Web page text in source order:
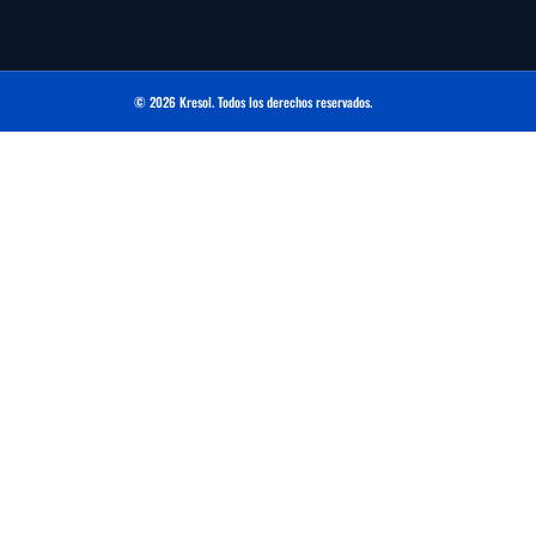
© 2026 Kresol. Todos los derechos reservados.